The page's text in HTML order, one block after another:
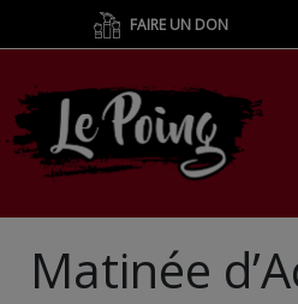
FAIRE UN DON
Matinée